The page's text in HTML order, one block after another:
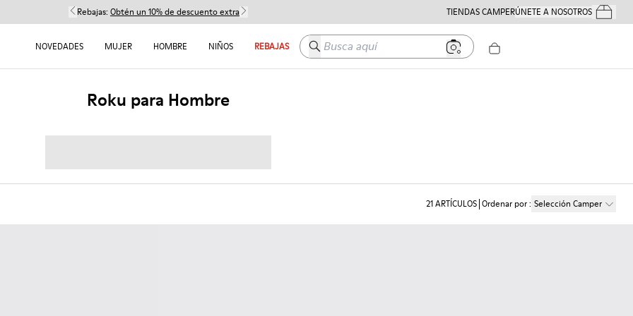
Rebajas: Obtén un 10% de descuento extra TIENDAS CAMPERÚNETE A NOSOTROSTus
NOVEDADES MUJER HOMBRE NIÑOS REBAJAS Busca aquí
Roku para Hombre
21ARTÍCULOS Ordenar por: Selección Camper